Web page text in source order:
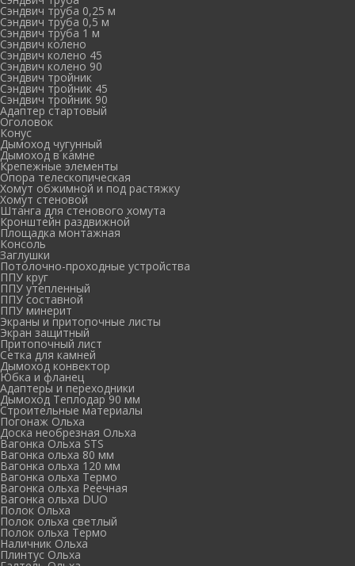
Сэндвич труба 0,25 м
Сэндвич труба 0,5 м
Сэндвич труба 1 м
Сэндвич колено
Сэндвич колено 45
Сэндвич колено 90
Сэндвич тройник
Сэндвич тройник 45
Сэндвич тройник 90
Адаптер стартовый
Оголовок
Конус
Дымоход чугунный
Дымоход в камне
Крепежные элементы
Опора телескопическая
Хомут обжимной и под растяжку
Хомут стеновой
Штанга для стенового хомута
Кронштейн раздвижной
Площадка монтажная
Консоль
Заглушки
Потолочно-проходные устройства
ППУ круг
ППУ утепленный
ППУ составной
ППУ минерит
Экраны и притопочные листы
Экран защитный
Притопочный лист
Сетка для камней
Дымоход конвектор
Юбка и фланец
Адаптеры и переходники
Дымоход Теплодар 90 мм
Cтроительные материалы
Погонаж Ольха
Доска необрезная Ольха
Вагонка Ольха STS
Вагонка ольха 80 мм
Вагонка ольха 120 мм
Вагонка ольха Термо
Вагонка ольха Реечная
Вагонка ольха DUO
Полок Ольха
Полок ольха светлый
Полок ольха Термо
Наличник Ольха
Плинтус Ольха